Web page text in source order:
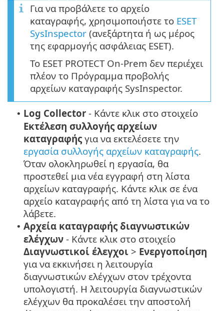
Για να προβάλετε το αρχείο
καταγραφής, χρησιμοποιήστε το ESET
SysInspector (ανεξάρτητα ή ως μέρος
της εφαρμογής ασφάλειας ESET).
Το ESET PROTECT On-Prem δεν περιέχει
πλέον το Πρόγραμμα προβολής
αρχείων καταγραφής SysInspector.
• Log Collector - Κάντε κλικ στο στοιχείο
Εκτέλεση συλλογής αρχείων
καταγραφής για να εκτελέσετε την
εργασία συλλογής αρχείων καταγραφής.
Όταν ολοκληρωθεί η εργασία, θα
προστεθεί μια νέα εγγραφή στη λίστα
αρχείων καταγραφής. Κάντε κλικ σε ένα
αρχείο καταγραφής από τη λίστα για να το
λάβετε.
• Αρχεία καταγραφής διαγνωστικών
ελέγχων - Κάντε κλικ στο στοιχείο
Διαγνωστικοί έλεγχοι > Ενεργοποίηση
για να εκκινήσει η λειτουργία
διαγνωστικών ελέγχων στον τρέχοντα
υπολογιστή. Η λειτουργία διαγνωστικών
ελέγχων θα προκαλέσει την αποστολή